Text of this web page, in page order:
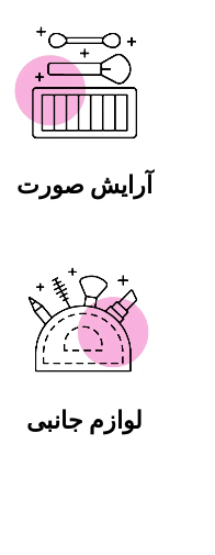
آرایش صورت
لوازم جانبی